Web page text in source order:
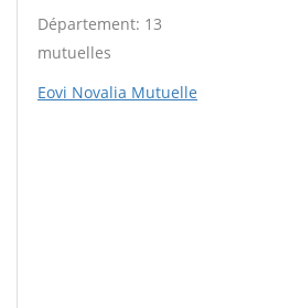
Département: 13
mutuelles
Eovi Novalia Mutuelle